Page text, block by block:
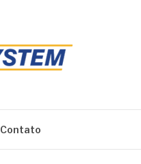
Contato